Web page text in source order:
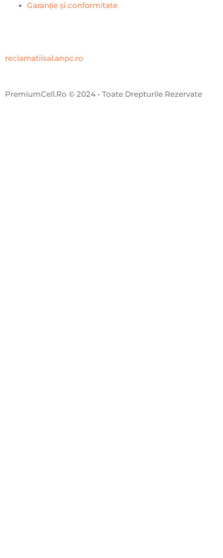
Garanție și conformitate
reclamatiisal.anpc.ro
PremiumCell.Ro © 2024 • Toate Drepturile Rezervate